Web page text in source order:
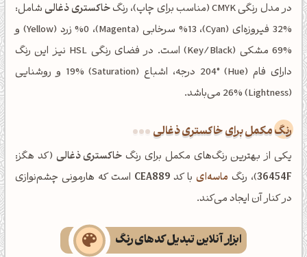
در مدل رنگی CMYK (مناسب برای چاپ)، رنگ خاکستری ذغالیشامل:
%32 فیروزه‌ای (Cyan)، %13 سرخابی (Magenta)، %0 زرد (Yellow) و
%69 مشکی (Key/Black) است. در فضای رنگی HSL نیز این رنگ
دارای فام (Hue) 204° درجه، اشباع (Saturation) 19% و روشنایی
(Lightness) 26% می‌باشد.
رنگ مکمل برای خاکستری ذغالی
یکی از بهترین رنگ‌های مکمل برای رنگ خاکستری ذغالی (کد هگز:
36454F)، رنگ ماسه‌ایبا کد CEA889 است که هارمونی چشم‌نوازی
در کنار آن ایجاد می‌کند.
ابزار آنلاین تبدیل کدهای رنگ